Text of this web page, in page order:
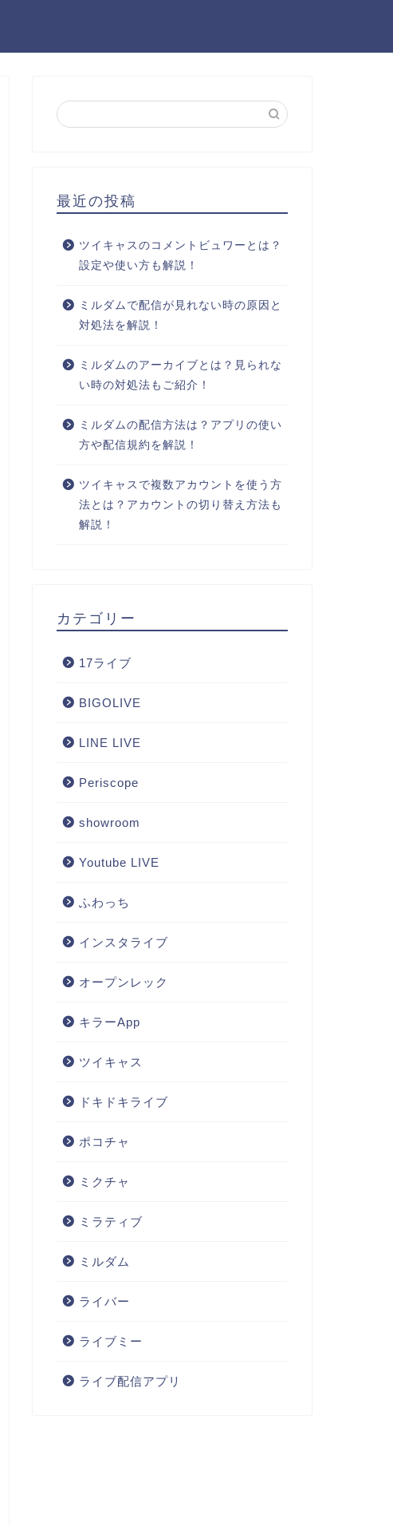
最近の投稿
ツイキャスのコメントビュワーとは？
設定や使い方も解説！
ミルダムで配信が見れない時の原因と
対処法を解説！
ミルダムのアーカイブとは？見られな
い時の対処法もご紹介！
ミルダムの配信方法は？アプリの使い
方や配信規約を解説！
ツイキャスで複数アカウントを使う方
法とは？アカウントの切り替え方法も
解説！
カテゴリー
17ライブ
BIGOLIVE
LINE LIVE
Periscope
showroom
Youtube LIVE
ふわっち
インスタライブ
オープンレック
キラーApp
ツイキャス
ドキドキライブ
ポコチャ
ミクチャ
ミラティブ
ミルダム
ライバー
ライブミー
ライブ配信アプリ